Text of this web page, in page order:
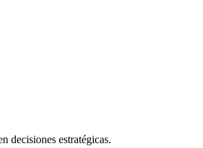
decisiones estratégicas.